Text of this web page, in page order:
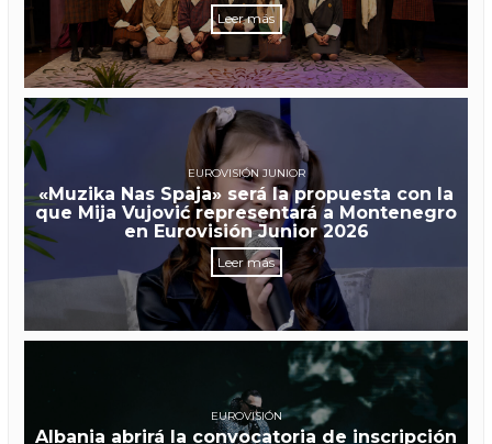
Leer más
EUROVISIÓN JUNIOR
«Muzika Nas Spaja» será la propuesta con la
que Mija Vujović representará a Montenegro
en Eurovisión Junior 2026
Leer más
EUROVISIÓN
Albania abrirá la convocatoria de inscripción